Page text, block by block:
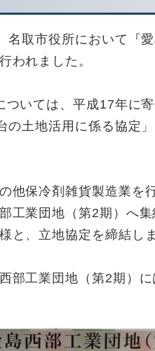
名取市役所において『
われました。
いては、平成17年に
の土地活用に係る協定
他保冷剤雑貨製造業を
工業団地（第2期）へ
と、立地協定を締結し
部工業団地（第2期）